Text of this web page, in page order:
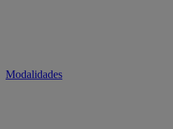
Modalidades